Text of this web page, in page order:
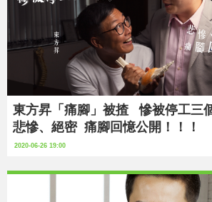
東方昇「痛腳」被揸 慘被停工三
悲慘、絕密 痛腳回憶公開！！！
2020-06-26 19:00